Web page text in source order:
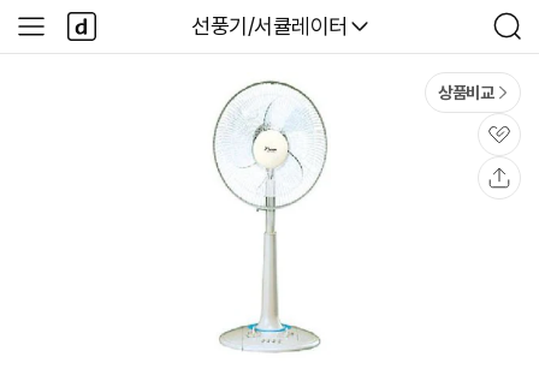
다나와
선풍기/서큘레이터
검
색
사
이
다
나
와
상품비교
관
심